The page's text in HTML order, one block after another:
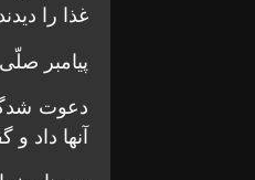
غذا را
پیامبر
دعوت
آنها داد